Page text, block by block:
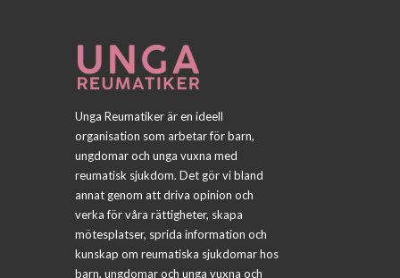
Unga Reumatiker är en ideell
organisation som arbetar för barn,
ungdomar och unga vuxna med
reumatisk sjukdom. Det gör vi bland
annat genom att driva opinion och
verka för våra rättigheter, skapa
mötesplatser, sprida information och
kunskap om reumatiska sjukdomar hos
barn, ungdomar och unga vuxna och